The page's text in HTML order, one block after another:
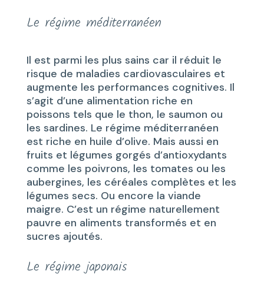
Le régime méditerranéen
Il est parmi les plus sains car il réduit le
risque de maladies cardiovasculaires et
augmente les performances cognitives. Il
s’agit d’une alimentation riche en
poissons tels que le thon, le saumon ou
les sardines. Le régime méditerranéen
est riche en huile d’olive. Mais aussi en
fruits et légumes gorgés d’antioxydants
comme les poivrons, les tomates ou les
aubergines, les céréales complètes et les
légumes secs. Ou encore la viande
maigre. C’est un régime naturellement
pauvre en aliments transformés et en
sucres ajoutés.
Le régime japonais